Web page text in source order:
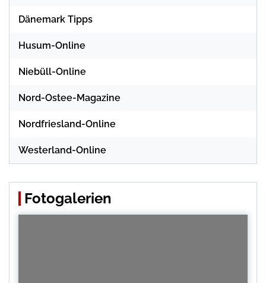
Dänemark Tipps
Husum-Online
Niebüll-Online
Nord-Ostee-Magazine
Nordfriesland-Online
Westerland-Online
Fotogalerien